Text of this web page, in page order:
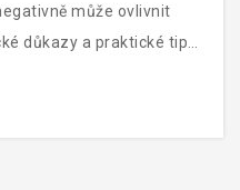
může ovlivnit
důkazy a praktické tipy,
jsou alternativní